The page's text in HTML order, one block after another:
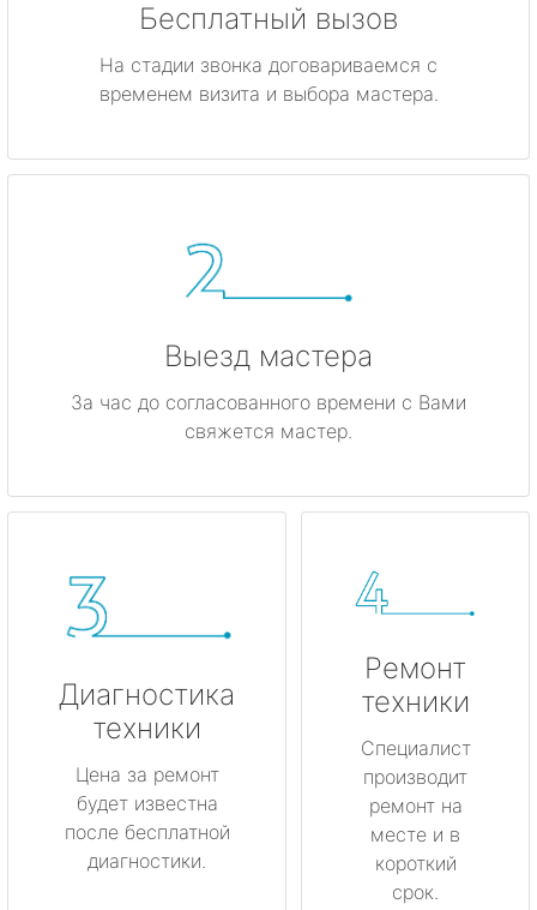
Бесплатный вызов
На стадии звонка договариваемся с
временем визита и выбора мастера.
Выезд мастера
За час до согласованного времени с Вами
свяжется мастер.
Диагностика
техники
Цена за ремонт
будет известна
после бесплатной
диагностики.
Ремонт
техники
Специалист
производит
ремонт на
месте и в
короткий
срок.